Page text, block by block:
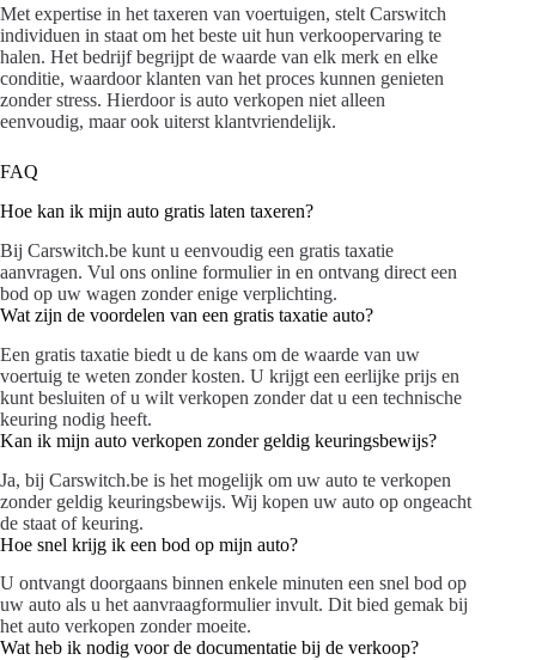
Met expertise in het taxeren van voertuigen, stelt Carswitch
individuen in staat om het beste uit hun verkoopervaring te
halen. Het bedrijf begrijpt de waarde van elk merk en elke
conditie, waardoor klanten van het proces kunnen genieten
zonder stress. Hierdoor is auto verkopen niet alleen
eenvoudig, maar ook uiterst klantvriendelijk.
FAQ
Hoe kan ik mijn auto gratis laten taxeren?
Bij Carswitch.be kunt u eenvoudig een gratis taxatie
aanvragen. Vul ons online formulier in en ontvang direct een
bod op uw wagen zonder enige verplichting.
Wat zijn de voordelen van een gratis taxatie auto?
Een gratis taxatie biedt u de kans om de waarde van uw
voertuig te weten zonder kosten. U krijgt een eerlijke prijs en
kunt besluiten of u wilt verkopen zonder dat u een technische
keuring nodig heeft.
Kan ik mijn auto verkopen zonder geldig keuringsbewijs?
Ja, bij Carswitch.be is het mogelijk om uw auto te verkopen
zonder geldig keuringsbewijs. Wij kopen uw auto op ongeacht
de staat of keuring.
Hoe snel krijg ik een bod op mijn auto?
U ontvangt doorgaans binnen enkele minuten een snel bod op
uw auto als u het aanvraagformulier invult. Dit bied gemak bij
het auto verkopen zonder moeite.
Wat heb ik nodig voor de documentatie bij de verkoop?